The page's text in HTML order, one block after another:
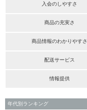
入会のしやすさ
商品の充実さ
商品情報のわかりやすさ
配送サービス
情報提供
年代別ランキング